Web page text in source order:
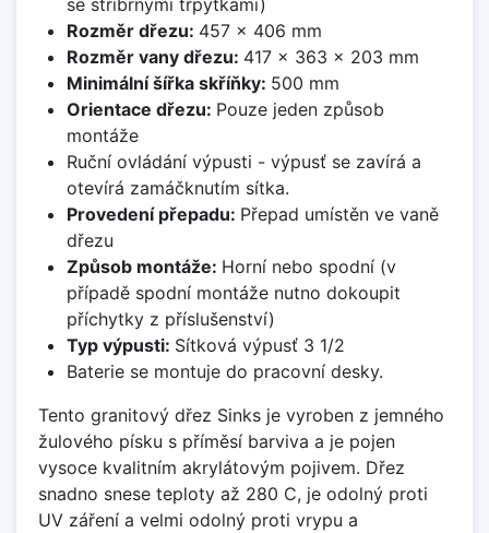
Rozměr dřezu: 457 x 406 mm
Rozměr vany dřezu: 417 x 363 x 203 mm
Minimální šířka skříňky: 500 mm
Orientace dřezu: Pouze jeden způsob
montáže
Ruční ovládání výpusti - výpusť se zavírá a
otevírá zamáčknutím sítka.
Provedení přepadu: Přepad umístěn ve vaně
dřezu
Způsob montáže: Horní nebo spodní (v
případě spodní montáže nutno dokoupit
příchytky z příslušenství)
Typ výpusti: Sítková výpusť 3 1/2
Baterie se montuje do pracovní desky.
Tento granitový dřez Sinks je vyroben z jemného
žulového písku s příměsí barviva a je pojen
vysoce kvalitním akrylátovým pojivem. Dřez
snadno snese teploty až 280 C, je odolný proti
UV záření a velmi odolný proti vrypu a